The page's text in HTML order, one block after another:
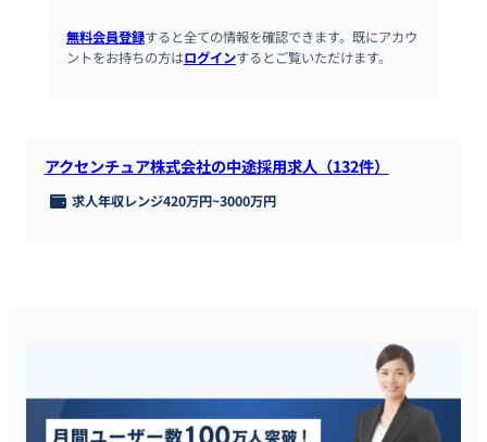
無料会員登録すると全ての情報を確認できます。既にアカウ
ントをお持ちの方はログインするとご覧いただけます。
アクセンチュア株式会社の中途採用求人（132件）
求人年収レンジ420万円~3000万円